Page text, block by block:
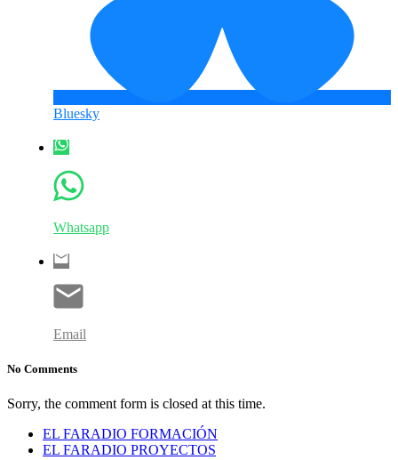
Bluesky
Whatsapp
Email
No Comments
Sorry, the comment form is closed at this time.
EL FARADIO FORMACIÓN
EL FARADIO PROYECTOS